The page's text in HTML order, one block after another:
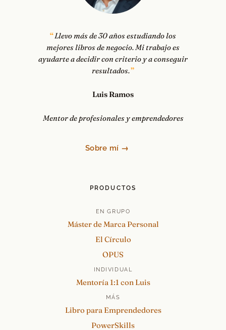
Llevo más de 30 años estudiando los
mejores libros de negocio. Mi trabajo es
ayudarte a decidir con criterio y a conseguir
resultados.
Luis Ramos
Mentor de profesionales y emprendedores
Sobre mí →
PRODUCTOS
EN GRUPO
Máster de Marca Personal
El Círculo
OPUS
INDIVIDUAL
Mentoría 1:1 con Luis
MÁS
Libro para Emprendedores
PowerSkills